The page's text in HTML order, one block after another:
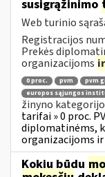
susigrąžinimo
Web turinio
Registracijos
Prekės
organizacijoms ir
0 proc. pvm pvm
europos sąjungos
žinyno
tarifai » 0 proc.
diplomatinėms,
organizacijoms ir
Kokiu būdu